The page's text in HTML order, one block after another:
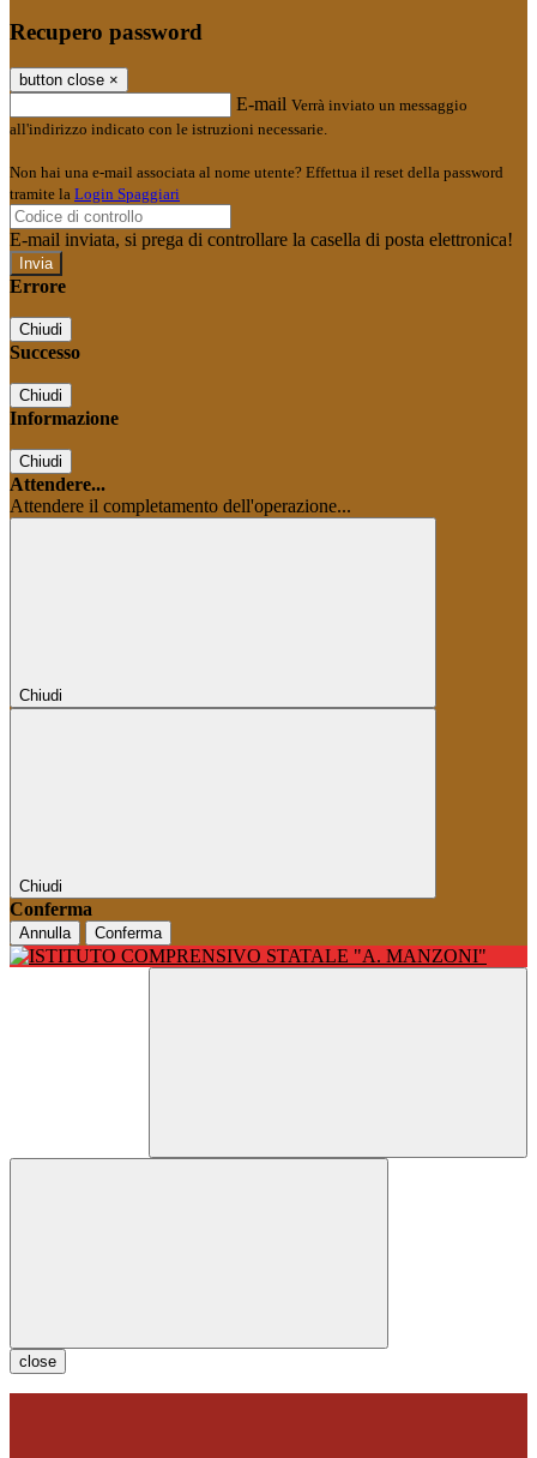
Recupero password
button close ×
E-mail Verrà inviato un messaggio
all'indirizzo indicato con le istruzioni necessarie.
Non hai una e-mail associata al nome utente? Effettua il reset della password
tramite la Login Spaggiari
E-mail inviata, si prega di controllare la casella di posta elettronica!
Errore
Chiudi
Successo
Chiudi
Informazione
Chiudi
Attendere...
Attendere il completamento dell'operazione...
Chiudi
Chiudi
Conferma
Annulla Conferma
close